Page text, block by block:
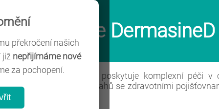
překročení našich
již nepřijímáme nové
za pochopení.
ambulance
ambulance, která poskytuje komplexní péči v
základě smluvních vztahů se zdravotními
se na Vás!